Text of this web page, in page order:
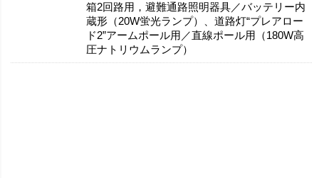
箱2回路用，避難通路照明器具／バッテリー内
蔵形（20W蛍光ランプ）、道路灯“プレアロー
ド2”アームポール用／直線ポール用（180W高
圧ナトリウムランプ）